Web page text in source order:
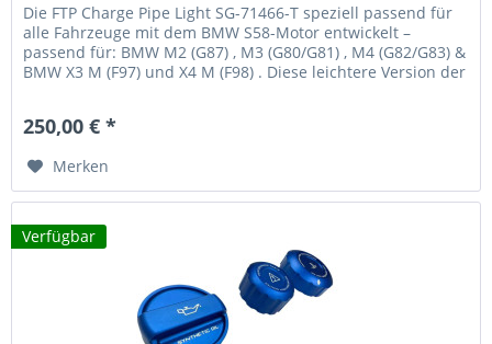
Die FTP Charge Pipe Light SG-71466-T speziell passend für
alle Fahrzeuge mit dem BMW S58-Motor entwickelt –
passend für: BMW M2 (G87) , M3 (G80/G81) , M4 (G82/G83) &
BMW X3 M (F97) und X4 M (F98) . Diese leichtere Version der
250,00 € *
Merken
Verfügbar